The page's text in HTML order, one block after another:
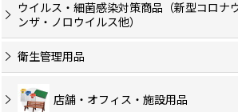
ウイルス・細菌感染対策商品（新型コロナ
ンザ・ノロウイルス他）
衛生管理用品
店舗・オフィス・施設用品